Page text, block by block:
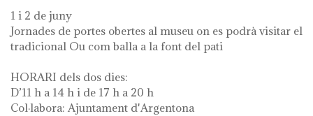
1 i 2 de juny
Jornades de portes obertes al museu on es podrà visitar el
tradicional Ou com balla a la font del pati
HORARI dels dos dies:
D’11 h a 14 h i de 17 h a 20 h
Col·labora: Ajuntament d'Argentona